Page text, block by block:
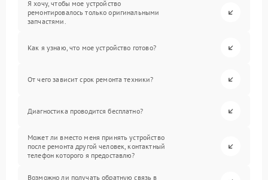
Я хочу, чтобы мое устройство
ремонтировалось только оригинальными
запчастями.
Как я узнаю, что мое устройство готово?
От чего зависит срок ремонта техники?
Диагностика проводится бесплатно?
Может ли вместо меня принять устройство
после ремонта другой человек, контактный
телефон которого я предоставлю?
Возможно ли получать обратную связь в